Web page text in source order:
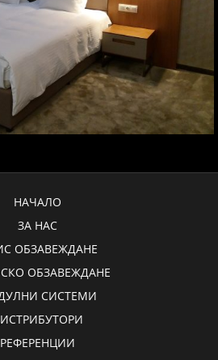
НАЧАЛО
ЗА НАС
ОБЗАВЕЖДАНЕ
ОБЗАВЕЖДАНЕ
СИСТЕМИ
РЕФЕРЕНЦИИ